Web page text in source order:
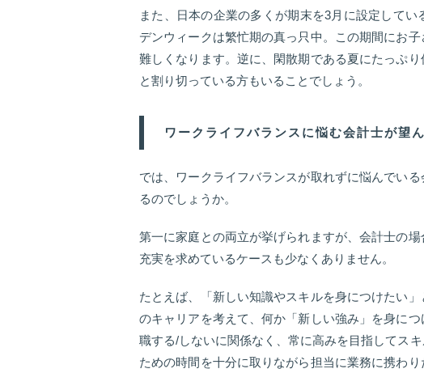
また、日本の企業の多くが期末を3月に設定して
デンウィークは繁忙期の真っ只中。この期間にお
難しくなります。逆に、閑散期である夏にたっぷ
と割り切っている方もいることでしょう。
ワークライフバランスに悩む会計士が望
では、ワークライフバランスが取れずに悩んでい
るのでしょうか。
第一に家庭との両立が挙げられますが、会計士の
充実を求めているケースも少なくありません。
たとえば、「新しい知識やスキルを身につけたい
のキャリアを考えて、何か「新しい強み」を身に
職する/しないに関係なく、常に高みを目指してス
ための時間を十分に取りながら担当に業務に携わ